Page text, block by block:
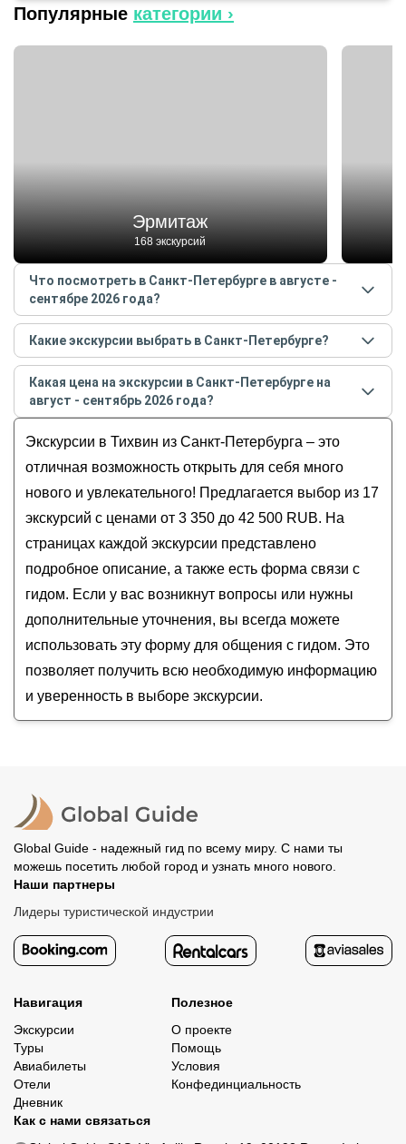
Популярные категории ›
Эрмитаж
168 экскурсий
Что посмотреть в Санкт-Петербурге в августе -
сентябре 2026 года?
Самые популярные местав Санкт-Петербургев
августе - сентябре 2026года:
Эрмитаж
Екатерининский дворец
Крейсер «Аврора»
Крепость Орешек
Исаакиевский собор
Какие экскурсии выбрать в Санкт-Петербурге?
Самые популярные экскурсиив Санкт-Петербурге
в августе - сентябре 2026года:
По православным храмам Петербурга на
комфортабельном автомобиле
Из Санкт-Петербурга — в Старую Ладогу
и монастырь Александра Свирского
Из Петербурга — к целебным источникам
и древним монастырям
В Кронштадт и Петергоф — на мотоцикле
из Петербурга
Из Петербурга к древним монастырям
Какая цена на экскурсии в Санкт-Петербурге на
август - сентябрь 2026 года?
- сентябрь 2026года от 3 350до 42 500 RUB
Экскурсии в Тихвин из Санкт-Петербурга – это
отличная возможность открыть для себя много
нового и увлекательного! Предлагается выбор из 17
экскурсий с ценами от 3 350 до 42 500 RUB. На
страницах каждой экскурсии представлено
подробное описание, а также есть форма связи с
гидом. Если у вас возникнут вопросы или нужны
дополнительные уточнения, вы всегда можете
использовать эту форму для общения с гидом. Это
позволяет получить всю необходимую информацию
и уверенность в выборе экскурсии.
Global Guide - надежный гид по всему миру. С нами ты
можешь посетить любой город и узнать много нового.
Наши партнеры
Лидеры туристической индустрии
Навигация
Экскурсии
Туры
Авиабилеты
Отели
Дневник
Полезное
О проекте
Помощь
Условия
Конфединциальность
Как с нами связаться